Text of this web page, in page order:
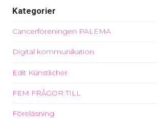
Kategorier
Cancerföreningen PALEMA
Digital kommunikation
Edit Künstlicher
FEM FRÅGOR TILL
Föreläsning